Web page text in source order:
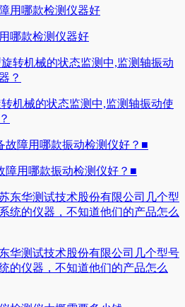
哪款检测仪器好
机械的状态监测中,监测轴振动使
用哪款振动检测仪好？■
华测试技术股份有限公司几个型号
的仪器，不知道他们的产品怎么